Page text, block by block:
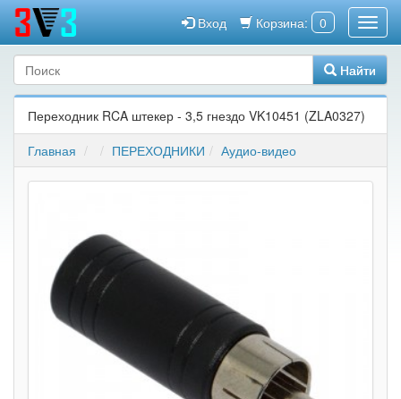
Корзина: 0
Вход
Найти
Переходник RCA штекер - 3,5 гнездо VK10451 (ZLA0327)
Главная
ПЕРЕХОДНИКИ Аудио-видео